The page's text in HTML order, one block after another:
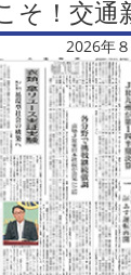
そ！交通
2026年